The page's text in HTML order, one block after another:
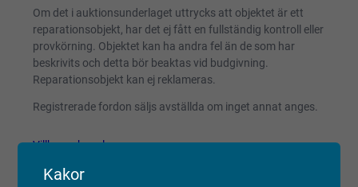
Om det i auktionsunderlaget uttrycks att objektet är ett
reparationsobjekt, har det ej fått en fullständig kontroll eller
provkörning. Objektet kan ha andra fel än de som har
beskrivits och detta bör beaktas vid budgivning.
Reparationsobjekt kan ej reklameras.
Registrerade fordon säljs avställda om inget annat anges.
Villkor och regler
Kopiera länk till den här auktionen
Kakor